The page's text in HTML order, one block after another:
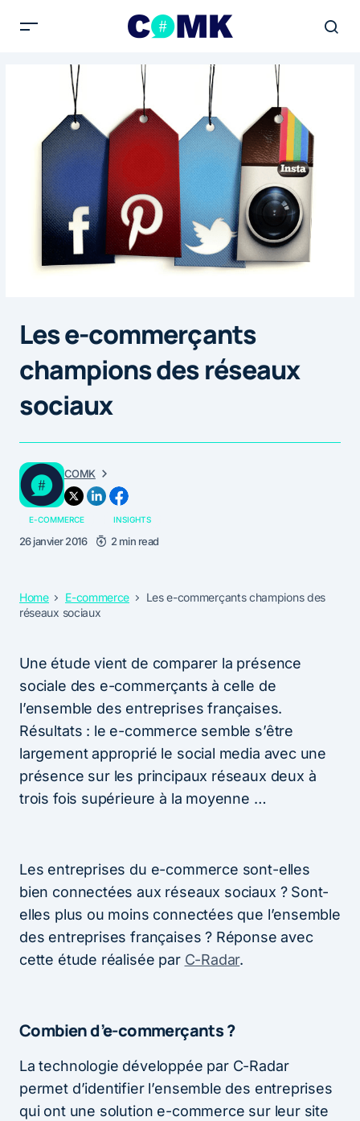
Les e-commerçants
champions des réseaux
sociaux
COMK
E-COMMERCE INSIGHTS
26 janvier 2016 2 min read
Home E-commerce
Les e-commerçants champions des
réseaux sociaux
Une étude vient de comparer la présence
sociale des e-commerçants à celle de
l’ensemble des entreprises françaises.
Résultats : le e-commerce semble s’être
largement approprié le social media avec une
présence sur les principaux réseaux deux à
trois fois supérieure à la moyenne …
Les entreprises du e-commerce sont-elles
bien connectées aux réseaux sociaux ? Sont-
elles plus ou moins connectées que l’ensemble
des entreprises françaises ? Réponse avec
cette étude réalisée par C-Radar.
Combien d’e-commerçants ?
La technologie développée par C-Radar
permet d’identifier l’ensemble des entreprises
qui ont une solution e-commerce sur leur site